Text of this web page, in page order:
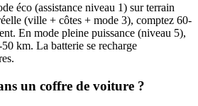
éco (assistance niveau 1) sur terrain
(ville + côtes + mode 3), comptez 60-
En mode pleine puissance (niveau 5),
km. La batterie se recharge
un coffre de voiture ?